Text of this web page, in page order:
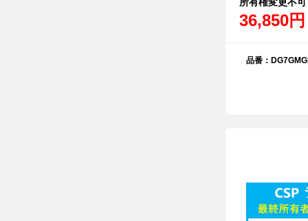
36,850円
品番：